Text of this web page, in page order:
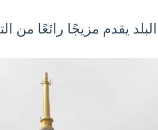
يقدم مزيجًا رائعًا من